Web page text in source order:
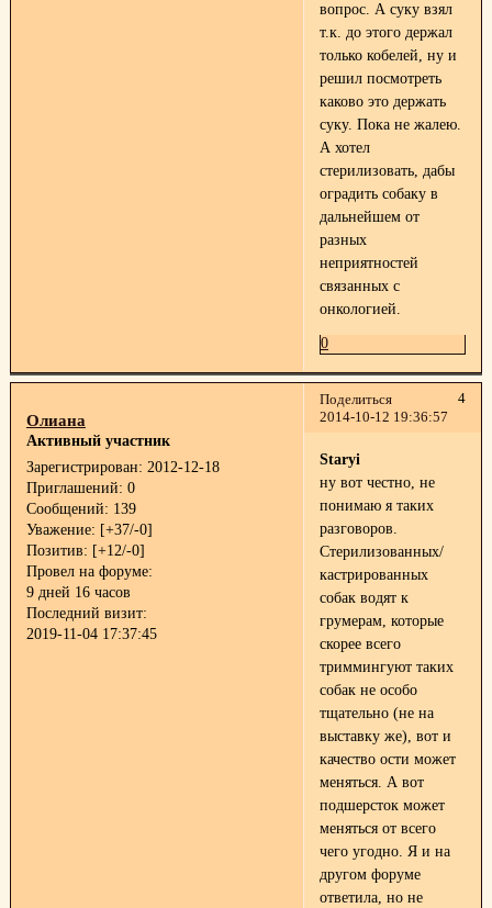
вопрос. А суку взял
т.к. до этого держал
только кобелей, ну и
решил посмотреть
каково это держать
суку. Пока не жалею.
А хотел
стерилизовать, дабы
оградить собаку в
дальнейшем от
разных
неприятностей
связанных с
онкологией.
0
Поделиться
4
2014-10-12 19:36:57
Олиана
Активный участник
Зарегистрирован: 2012-12-18
Приглашений: 0
Сообщений: 139
Уважение: [+37/-0]
Позитив: [+12/-0]
Провел на форуме:
9 дней 16 часов
Последний визит:
2019-11-04 17:37:45
Staryi
ну вот честно, не
понимаю я таких
разговоров.
Стерилизованных/
кастрированных
собак водят к
грумерам, которые
скорее всего
триммингуют таких
собак не особо
тщательно (не на
выставку же), вот и
качество ости может
меняться. А вот
подшерсток может
меняться от всего
чего угодно. Я и на
другом форуме
ответила, но не